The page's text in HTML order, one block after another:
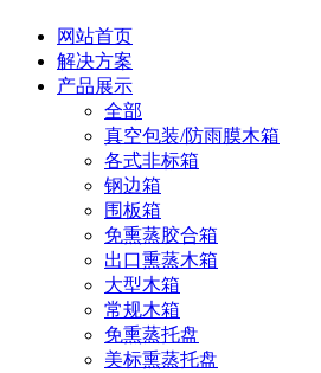
网站首页
解决方案
产品展示
全部
真空包装/防雨膜木箱
各式非标箱
钢边箱
围板箱
免熏蒸胶合箱
出口熏蒸木箱
大型木箱
常规木箱
免熏蒸托盘
美标熏蒸托盘